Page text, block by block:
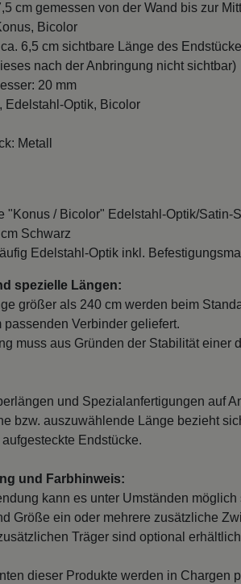
cm gemessen von der Wand bis zur
Bicolor
6,5 cm sichtbare Länge des
nach der Anbringung nicht sichtbar)
20 mm
Edelstahl-Optik, Bicolor
Metall
"Konus / Bicolor" Edelstahl-Optik/Satin-
Schwarz
Edelstahl-Optik inkl.
spezielle Längen:
größer als 240 cm werden beim
Verbinder geliefert.
muss aus Gründen der Stabilität einer
und Spezialanfertigungen auf
bzw. auszuwählende Länge bezieht
Endstücke.
und Farbhinweis:
kann es unter Umständen
Größe ein oder mehrere zusätzliche
Träger sind optional
dieser Produkte werden in Chargen